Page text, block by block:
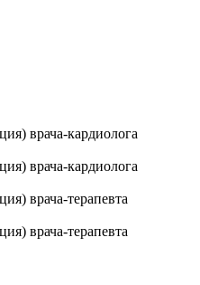
врача-кардиолога
врача-кардиолога
врача-терапевта
врача-терапевта